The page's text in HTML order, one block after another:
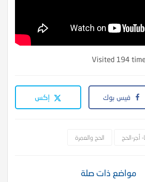
Visited 194
فيس بوك إكس
أجر-الحج الحج والعمرة
مواضع ذات صلة